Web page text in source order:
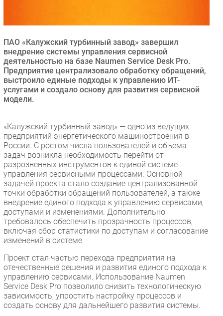
Инновации
CIO/Управление ИТ
Гаджеты
Здоровье
РАЗДЕЛЫ
Аналитика
Интервью
Мероприятия
Проекты
IT класс
Тестовый стенд
Каталог компаний
ПАО «Калужский турбинный завод» завершил
внедрение системы управления сервисной
деятельностью на базе Naumen Service Desk Pro.
Предприятие централизовало обработку обращений,
выстроило единые подходы к управлению ИТ-
услугами и создало основу для развития сервисной
модели.
«Калужский турбинный завод» — одно из ведущих
предприятий энергетического машиностроения в
России. С ростом числа пользователей и объема
задач возникла необходимость перейти от
разрозненных инструментов к единой системе
управления сервисными процессами. Основной
задачей проекта стало создание централизованной
точки обработки обращений пользователей, а также
внедрение единого подхода к управлению сервисами,
доступами и изменениями. Дополнительно
требовалось обеспечить прозрачность процессов,
включая сбор статистики по доступам и согласование
изменений в системе.
Проект стал частью перехода предприятия на
отечественные решения и развития единого подхода к
управлению сервисами. Использование Naumen
Service Desk Pro позволило снизить технологическую
зависимость, упростить настройку процессов и
создать основу для дальнейшего развития системы.